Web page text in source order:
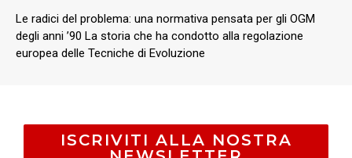
Le radici del problema: una normativa pensata per gli OGM
degli anni ’90 La storia che ha condotto alla regolazione
europea delle Tecniche di Evoluzione
ISCRIVITI ALLA NOSTRA